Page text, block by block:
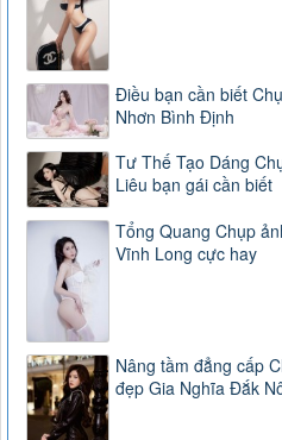
Điều bạn cần biết
Nhơn Bình Định
Tư Thế Tạo Dáng
Liêu bạn gái cần biết
Tổng Quang Chụp
Vĩnh Long cực hay
Nâng tầm đẳng cấp
đẹp Gia Nghĩa Đắk